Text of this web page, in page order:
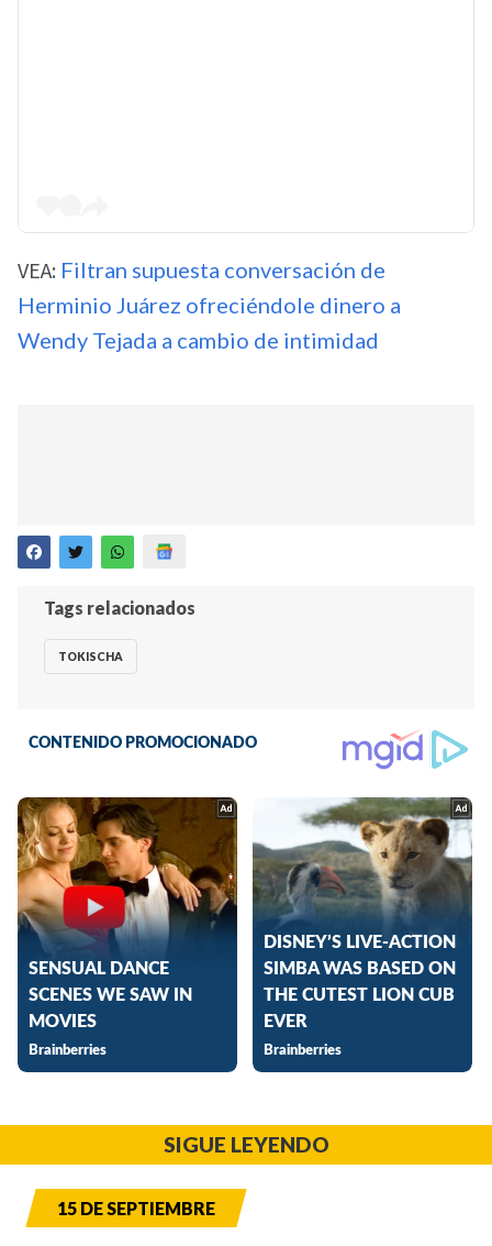
VEA: Filtran supuesta conversación de
Herminio Juárez ofreciéndole dinero a
Wendy Tejada a cambio de intimidad
Tags relacionados
TOKISCHA
SIGUE LEYENDO
15 DE SEPTIEMBRE